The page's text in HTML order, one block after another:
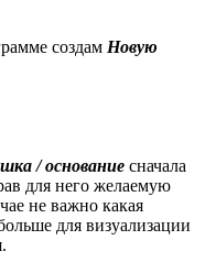
создам Новую
/ основание сначала
для него желаемую
не важно какая
для визуализации